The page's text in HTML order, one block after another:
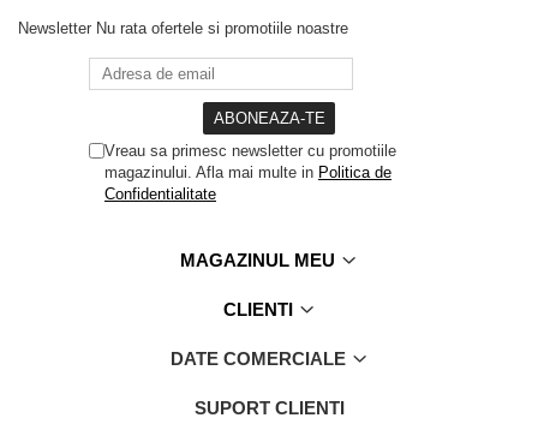
Newsletter Nu rata ofertele si promotiile noastre
Vreau sa primesc newsletter cu promotiile
magazinului. Afla mai multe in Politica de
Confidentialitate
MAGAZINUL MEU
CLIENTI
DATE COMERCIALE
SUPORT CLIENTI